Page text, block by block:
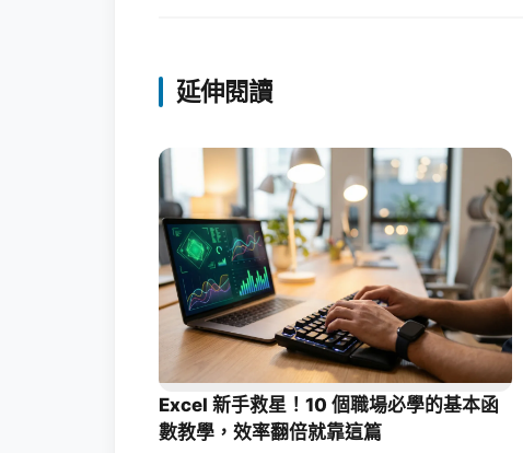
延伸閱讀
Excel 新手救星！10 個職場必學的基本函
數教學，效率翻倍就靠這篇